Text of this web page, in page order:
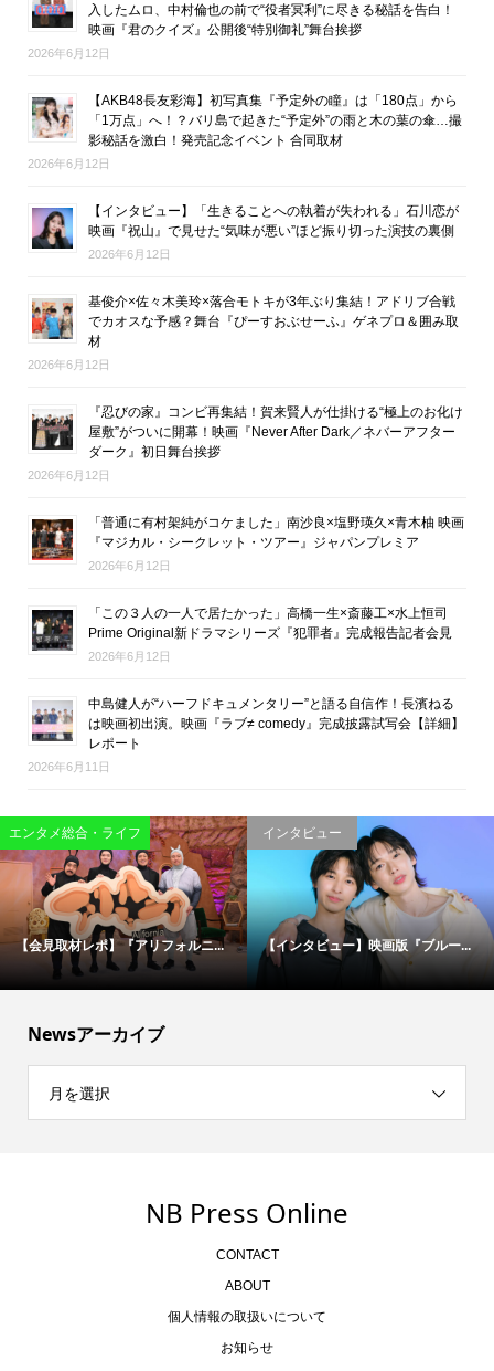
入したムロ、中村倫也の前で“役者冥利”に尽きる秘話を告白！
映画『君のクイズ』公開後“特別御礼”舞台挨拶
2026年6月12日
【AKB48長友彩海】初写真集『予定外の瞳』は「180点」から
「1万点」へ！？バリ島で起きた“予定外”の雨と木の葉の傘…撮
影秘話を激白！発売記念イベント 合同取材
2026年6月12日
【インタビュー】「生きることへの執着が失われる」石川恋が
映画『祝山』で見せた“気味が悪い”ほど振り切った演技の裏側
2026年6月12日
基俊介×佐々木美玲×落合モトキが3年ぶり集結！アドリブ合戦
でカオスな予感？舞台『ぴーすおぶせーふ』ゲネプロ＆囲み取
材
2026年6月12日
『忍びの家』コンビ再集結！賀来賢人が仕掛ける“極上のお化け
屋敷”がついに開幕！映画『Never After Dark／ネバーアフター
ダーク』初日舞台挨拶
2026年6月12日
「普通に有村架純がコケました」南沙良×塩野瑛久×青木柚 映画
『マジカル・シークレット・ツアー』ジャパンプレミア
2026年6月12日
「この３人の一人で居たかった」高橋一生×斎藤工×水上恒司
Prime Original新ドラマシリーズ『犯罪者』完成報告記者会見
2026年6月12日
中島健人が“ハーフドキュメンタリー”と語る自信作！長濱ねる
は映画初出演。映画『ラブ≠ comedy』完成披露試写会【詳細】
レポート
2026年6月11日
映画
松村北斗＆今田美桜が“禁断のバデ...
エンタメ総合・ライフ
伝説の刑事たちが50年ぶりに集結...
Newsアーカイブ
月を選択
NB Press Online
CONTACT
ABOUT
個人情報の取扱いについて
お知らせ